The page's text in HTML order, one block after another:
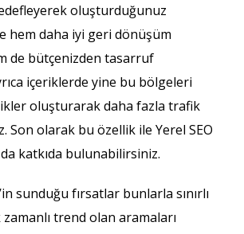
oluşturduğunuz
hem daha iyi geri dönüşüm
de bütçenizden tasarruf
içeriklerde yine bu bölgeleri
oluşturarak daha fazla trafik
Son olarak bu özellik ile Yerel SEO
da katkıda bulunabilirsiniz.
sunduğu fırsatlar bunlarla sınırlı
trend olan aramaları